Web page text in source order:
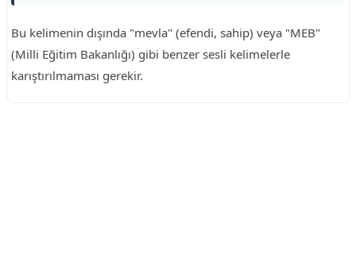
Bu kelimenin dışında "mevla" (efendi, sahip) veya "MEB"
(Milli Eğitim Bakanlığı) gibi benzer sesli kelimelerle
karıştırılmaması gerekir.